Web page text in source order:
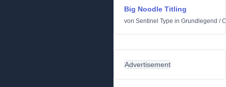
Big Noodle Titling
von Sentinel Type in Grundlegend /
Advertisement